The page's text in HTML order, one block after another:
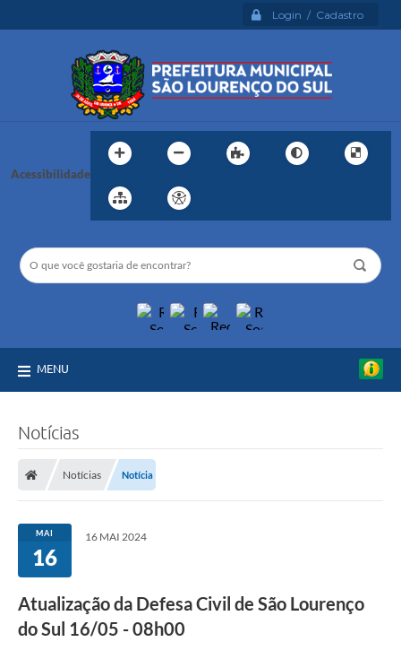
Login / Cadastro
Acessibilidade
MENU
Notícias
Notícias Notícia
MAI
16
16 MAI 2024
Atualização da Defesa Civil de São Lourenço
do Sul 16/05 - 08h00